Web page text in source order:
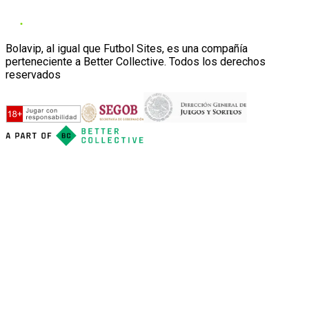
Bolavip, al igual que Futbol Sites, es una compañía
perteneciente a Better Collective. Todos los derechos
reservados